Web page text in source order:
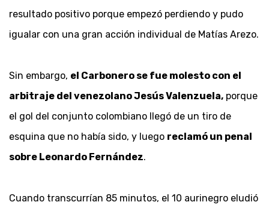
resultado positivo porque empezó perdiendo y pudo
igualar con una gran acción individual de Matías Arezo.
Sin embargo, el Carbonero se fue molesto con el
arbitraje del venezolano Jesús Valenzuela, porque
el gol del conjunto colombiano llegó de un tiro de
esquina que no había sido, y luego reclamó un penal
sobre Leonardo Fernández.
Cuando transcurrían 85 minutos, el 10 aurinegro eludió